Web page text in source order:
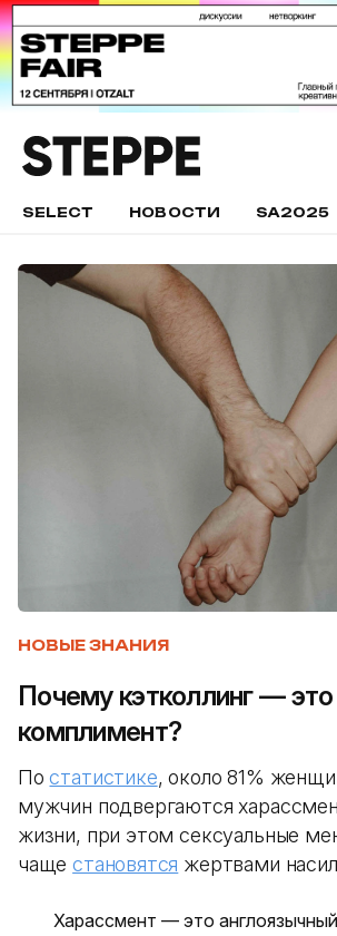
SELECT НОВОСТИ SA2025
НОВЫЕ ЗНАНИЯ
Почему кэтколлинг —
комплимент?
Постатистике, около 81%
мужчин подвергаются
жизни, при этом сексуальные
чащестановятся жертвами
Харассмент — это